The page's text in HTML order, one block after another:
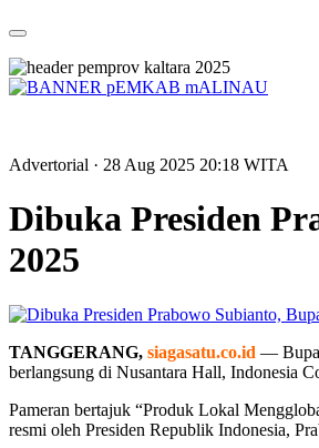
Advertorial · 28 Aug 2025 20:18 WITA
Dibuka Presiden
2025
TANGGERANG, siagasatu.co.id —
berlangsung di Nusantara Hall, Indonesia
Pameran bertajuk “Produk Lokal
resmi oleh Presiden Republik Indonesia,